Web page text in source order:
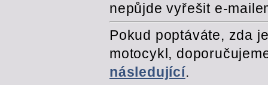
nepůjde vyřešit e-
Pokud poptáváte, zda
motocykl,
následující.